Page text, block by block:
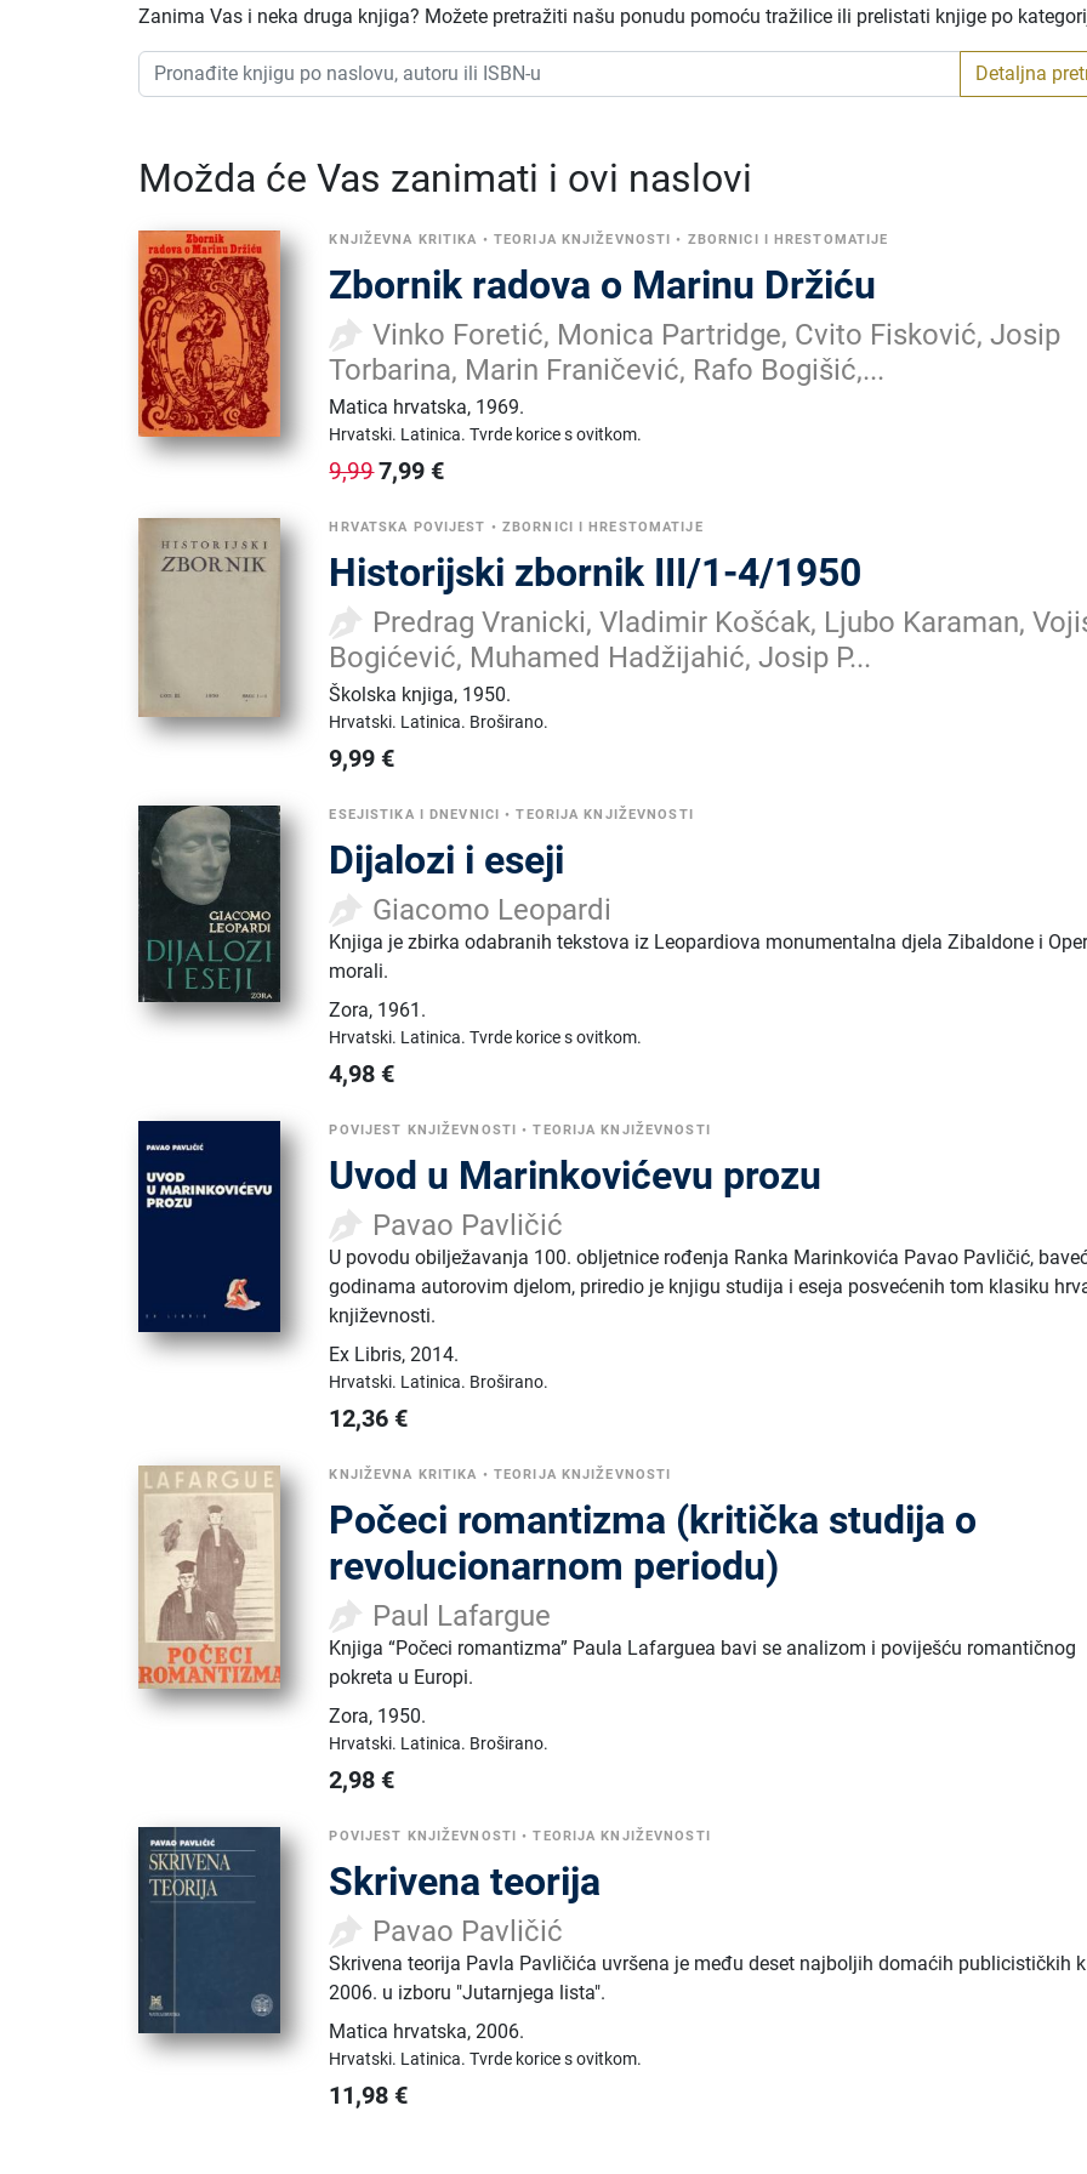
Zanima Vas i neka druga knjiga? Možete pretražiti našu ponudu pomoću tražilice ili prelistati knjige po
Detaljna
Možda će Vas zanimati i ovi naslovi
KNJIŽEVNA KRITIKA • TEORIJA KNJIŽEVNOSTI • ZBORNICI I HRESTOMATIJE
Zbornik radova o Marinu Držiću
Vinko Foretić, Monica Partridge, Cvito Fisković, Josip
Torbarina, Marin Franičević, Rafo Bogišić,...
Matica hrvatska, 1969.
Hrvatski. Latinica.Tvrde korice s ovitkom.
9,997,99 €
HRVATSKA POVIJEST • ZBORNICI I HRESTOMATIJE
Historijski zbornik III/1-4/1950
Predrag Vranicki, Vladimir Košćak, Ljubo Karaman,
Bogićević, Muhamed Hadžijahić, Josip P...
Školska knjiga, 1950.
Hrvatski. Latinica. Broširano.
9,99 €
ESEJISTIKA I DNEVNICI •TEORIJA KNJIŽEVNOSTI
Dijalozi i eseji
Giacomo Leopardi
Knjiga je zbirka odabranih tekstova iz Leopardiova monumentalna djela Zibaldone i
morali.
Zora, 1961.
Hrvatski. Latinica.Tvrde korice s ovitkom.
4,98 €
POVIJEST KNJIŽEVNOSTI •TEORIJA KNJIŽEVNOSTI
Uvod u Marinkovićevu prozu
Pavao Pavličić
U povodu obilježavanja 100. obljetnice rođenja Ranka Marinkovića Pavao Pavličić,
godinama autorovim djelom, priredio je knjigu studija i eseja posvećenih tom klasiku
književnosti.
Ex Libris,2014.
Hrvatski. Latinica. Broširano.
12,36 €
KNJIŽEVNA KRITIKA • TEORIJA KNJIŽEVNOSTI
Počeci romantizma (kritička studija o
revolucionarnom periodu)
Paul Lafargue
Knjiga “Počeci romantizma” Paula Lafarguea bavi se analizom i poviješću romantičnog
pokreta u Europi.
Zora, 1950.
Hrvatski. Latinica. Broširano.
2,98 €
POVIJEST KNJIŽEVNOSTI •TEORIJA KNJIŽEVNOSTI
Skrivena teorija
Pavao Pavličić
Skrivena teorija Pavla Pavličića uvršena je među deset najboljih domaćih publicističkih
2006. u izboru "Jutarnjega lista".
Matica hrvatska,2006.
Hrvatski. Latinica.Tvrde korice s ovitkom.
11,98 €